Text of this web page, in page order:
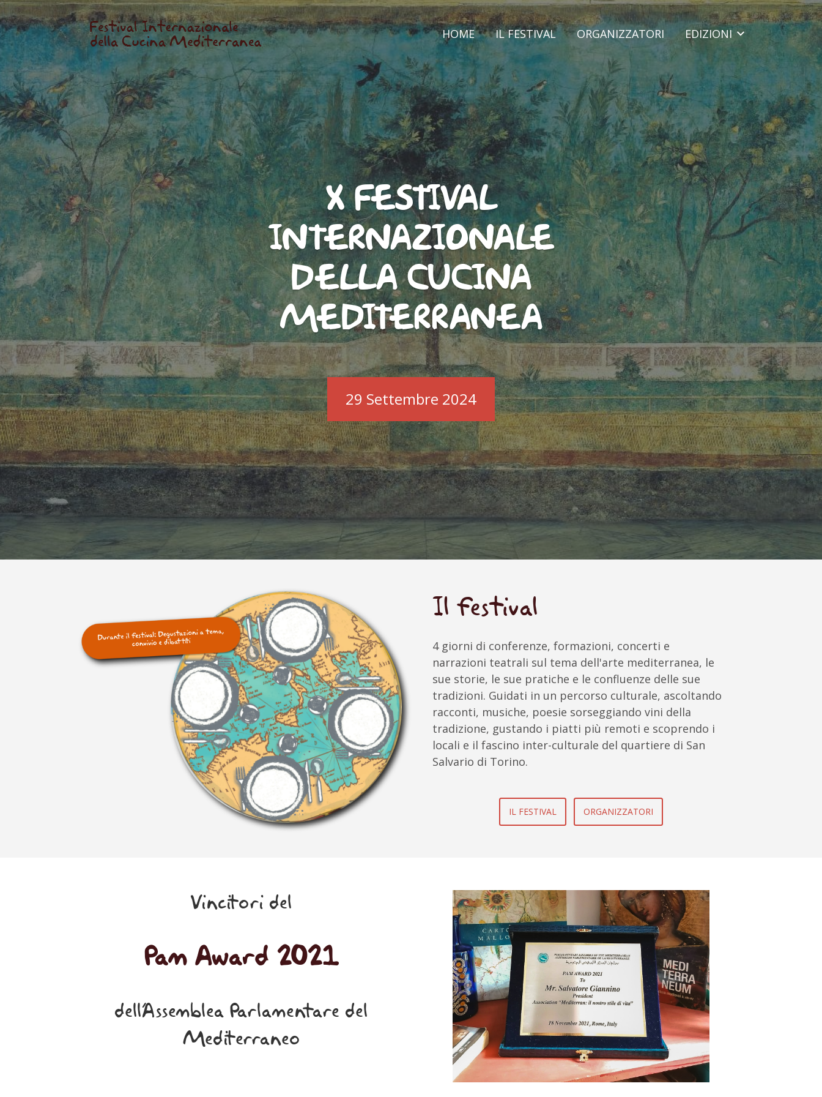
HOME IL FESTIVAL ORGANIZZATORI EDIZIONI
X FESTIVAL
INTERNAZIONALE
DELLA CUCINA
MEDITERRANEA
29 Settembre 2024
Il festival
4 giorni di conferenze, formazioni, concerti e
narrazioni teatrali sul tema dell'arte mediterranea, le
sue storie, le sue pratiche e le confluenze delle sue
tradizioni. Guidati in un percorso culturale, ascoltando
racconti, musiche, poesie sorseggiando vini della
tradizione, gustando i piatti più remoti e scoprendo i
locali e il fascino inter-culturale del quartiere di San
Salvario di Torino.
IL FESTIVAL ORGANIZZATORI
Vincitori del
Pam Award 2021
dell’Assemblea Parlamentare del
Mediterraneo